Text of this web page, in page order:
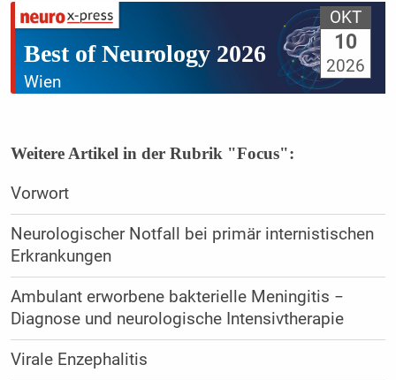
Best of Neurology 2026
Wien
OKT
10
2026
Weitere Artikel in der Rubrik "Focus":
Vorwort
Neurologischer Notfall bei primär internistischen
Erkrankungen
Ambulant erworbene bakterielle Meningitis −
Diagnose und neurologische Intensivtherapie
Virale Enzephalitis